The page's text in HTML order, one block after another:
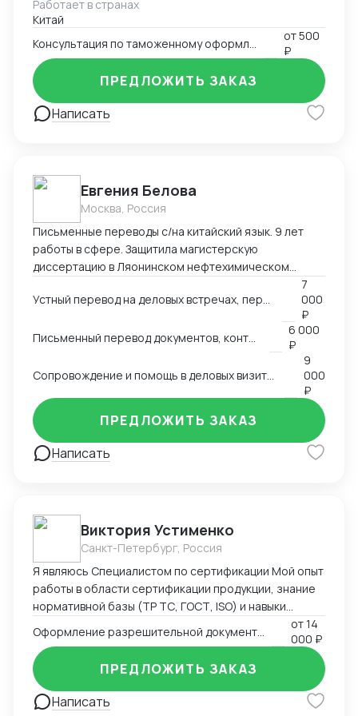
товаров. Многотоварные ДТ.
Работает в странах
Китай
от500
₽
Написать
ПРЕДЛОЖИТЬ ЗАКАЗ
Евгения Белова
Москва, Россия
Письменные переводы с/на китайский язык. 9 лет
работы в сфере. Защитила магистерскую
диссертацию в Ляонинском нефтехимическом
тематик любой сложности.
Устный перевод на деловых встречах, переговорах других мероприятиях
7
000
₽
6 000
₽
Сопровождение и помощь в деловых визитах, переездах и туристических поездках
9
000
₽
Написать
ПРЕДЛОЖИТЬ ЗАКАЗ
Виктория Устименко
Санкт-Петербург, Россия
Я являюсь Специалистом по сертификации Мой опыт
работы в области сертификации продукции, знание
нормативной базы (ТР ТС, ГОСТ, ISO) и навыки
позволяют мне эффективно решать задачи по
подтверждению соответствия продукции
установленным требованиям. Оформляю
техническую документацию и консультирую по
вопросам
от14
000 ₽
Написать
ПРЕДЛОЖИТЬ ЗАКАЗ